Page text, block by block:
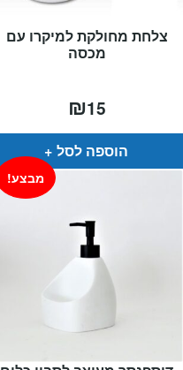
צלחת מחולקת למיקרו עם
מכסה
₪15
הוספה לסל
מבצע!